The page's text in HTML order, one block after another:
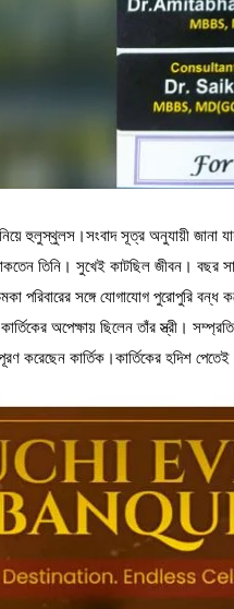
হুলুস্থুলস।সংবাদ সূত্র অনুযায়ী জানা যায়
তিনি। সুখেই কাটছিল জীবন। বছর
সঙ্গে যোগাযোগ পুরোপুরি বন্ধ
অপেক্ষায় ছিলেন তাঁর স্ত্রী।
করেছেন কার্তিক।কার্তিকের হদিশ পেতেই